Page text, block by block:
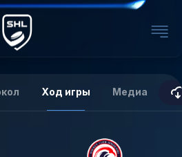
Ход игры Медиа